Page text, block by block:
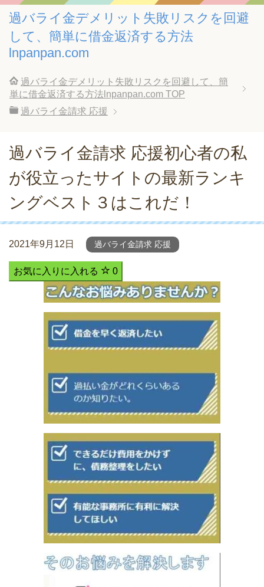
過バライ金デメリット失敗リスクを回避
して、簡単に借金返済する方法
lnpanpan.com
過バライ金デメリット失敗リスクを回避して、簡
単に借金返済する方法lnpanpan.com TOP
過バライ金請求 応援
過バライ金請求 応援初心者の私
が役立ったサイトの最新ランキ
ングベスト３はこれだ！
2021年9月12日 過バライ金請求 応援
お気に入りに入れる 0